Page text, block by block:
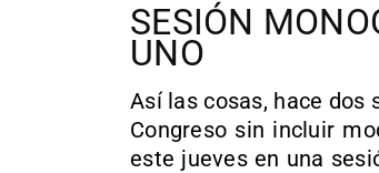
SESIÓN
UNO
Así las cosas, hace dos
Congreso sin incluir
este jueves en una